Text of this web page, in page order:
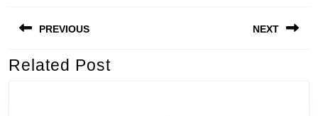
navigation
PREVIOUS
Previous
NEXT
Related Post